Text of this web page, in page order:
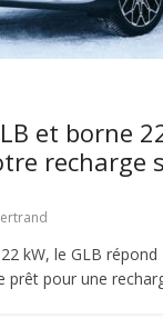
et borne
recharge
kW, le GLB répond
prêt pour une